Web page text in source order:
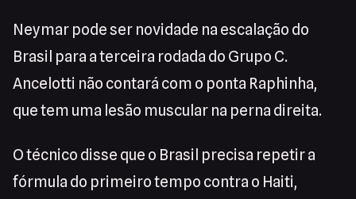
Neymar pode ser novidade na escalação do
Brasil para a terceira rodada do Grupo C.
Ancelotti não contará com o ponta Raphinha,
que tem uma lesão muscular na perna direita.
O técnico disse que o Brasil precisa repetir a
fórmula do primeiro tempo contra o Haiti,